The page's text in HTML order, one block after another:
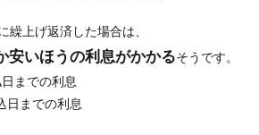
繰上げ返済した場合は、
安いほうの利息がかかるそうです。
までの利息
日までの利息